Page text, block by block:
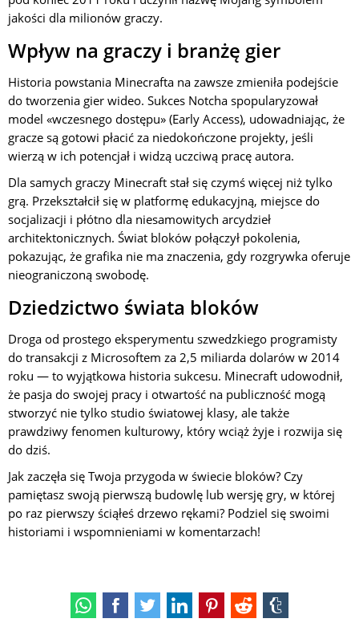
jakości dla milionów graczy.
Wpływ na graczy i branżę gier
Historia powstania Minecrafta na zawsze zmieniła podejście
do tworzenia gier wideo. Sukces Notcha spopularyzował
model «wczesnego dostępu» (Early Access), udowadniając, że
gracze są gotowi płacić za niedokończone projekty, jeśli
wierzą w ich potencjał i widzą uczciwą pracę autora.
Dla samych graczy Minecraft stał się czymś więcej niż tylko
grą. Przekształcił się w platformę edukacyjną, miejsce do
socjalizacji i płótno dla niesamowitych arcydzieł
architektonicznych. Świat bloków połączył pokolenia,
pokazując, że grafika nie ma znaczenia, gdy rozgrywka oferuje
nieograniczoną swobodę.
Dziedzictwo świata bloków
Droga od prostego eksperymentu szwedzkiego programisty
do transakcji z Microsoftem za 2,5 miliarda dolarów w 2014
roku — to wyjątkowa historia sukcesu. Minecraft udowodnił,
że pasja do swojej pracy i otwartość na publiczność mogą
stworzyć nie tylko studio światowej klasy, ale także
prawdziwy fenomen kulturowy, który wciąż żyje i rozwija się
do dziś.
Jak zaczęła się Twoja przygoda w świecie bloków? Czy
pamiętasz swoją pierwszą budowlę lub wersję gry, w której
po raz pierwszy ściąłeś drzewo rękami? Podziel się swoimi
historiami i wspomnieniami w komentarzach!